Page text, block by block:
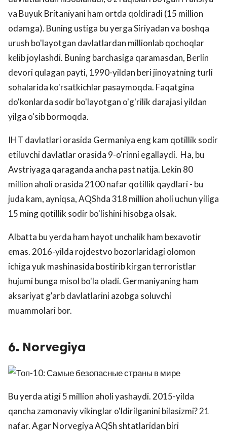
va Buyuk Britaniyani ham ortda qoldiradi (15 million
odamga). Buning ustiga bu yerga Siriyadan va boshqa
urush bo'layotgan davlatlardan millionlab qochoqlar
kelib joylashdi. Buning barchasiga qaramasdan, Berlin
devori qulagan payti, 1990-yildan beri jinoyatning turli
sohalarida ko'rsatkichlar pasaymoqda. Faqatgina
do'konlarda sodir bo'layotgan o'g'rilik darajasi yildan
yilga o'sib bormoqda.
IHT davlatlari orasida Germaniya eng kam qotillik sodir
etiluvchi davlatlar orasida 9-o'rinni egallaydi. Ha, bu
Avstriyaga qaraganda ancha past natija. Lekin 80
million aholi orasida 2100 nafar qotillik qaydlari - bu
juda kam, ayniqsa, AQShda 318 million aholi uchun yiliga
15 ming qotillik sodir bo'lishini hisobga olsak.
Albatta bu yerda ham hayot unchalik ham bexavotir
emas. 2016-yilda rojdestvo bozorlaridagi olomon
ichiga yuk mashinasida bostirib kirgan terroristlar
hujumi bunga misol bo'la oladi. Germaniyaning ham
aksariyat g'arb davlatlarini azobga soluvchi
muammolari bor.
6. Norvegiya
Bu yerda atigi 5 million aholi yashaydi. 2015-yilda
qancha zamonaviy vikinglar o'ldirilganini bilasizmi? 21
nafar. Agar Norvegiya AQSh shtatlaridan biri